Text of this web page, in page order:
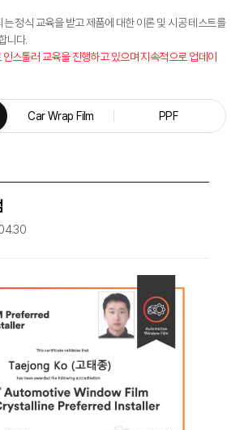
정식 교육을 받고 제품에 대한 이론 및 시공 테스트를
니다.
스톨러 교육을 진행하고 있으며 지속적으로 업데이
Car Wrap Film PPF